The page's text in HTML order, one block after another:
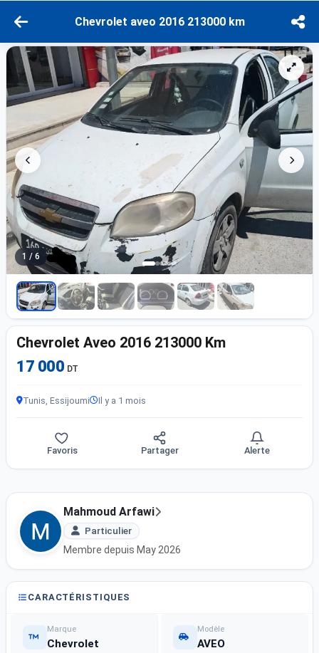
Chevrolet aveo 2016 213000 km
1 / 6
Chevrolet Aveo 2016 213000 Km
17 000 DT
Tunis, Essijoumi Il y a 1 mois
Favoris Partager Alerte
Mahmoud Arfawi
Particulier
Membre depuis May 2026
CARACTÉRISTIQUES
Marque
Chevrolet
Modèle
AVEO